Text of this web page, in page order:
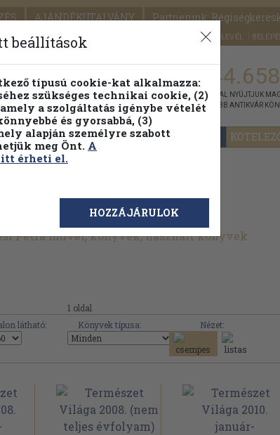
AJÁNDÉKUTALVÁNY Partnerünk:
SEGÍTSÉG HÍRLEVÉL
FENNTARTHATÓ OLVASMÁNYOK
kereső Témaköri fa 1.144.658
KIADVÁNNYAL NYÚJTJUK
LEGNAGYOBB ANTIKVÁR
Petra művei, könyvek, használt könyvek
1 oldal
látható: Könyvek típusa:
Nézet:
beállítások
típusú cookie-kat alkalmazza:
szükséges technikai cookie, (2)
a szolgáltatás igénybe vételét
és gyorsabbá, (3)
alapján személyre szabott
meg Önt. A
érheti el.
HOZZÁJÁRULOK